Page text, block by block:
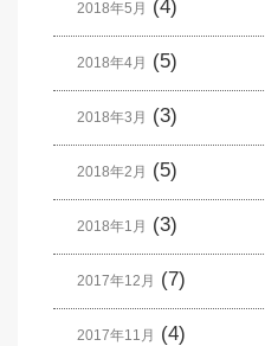
2018年5月 (4)
2018年4月 (5)
2018年3月 (3)
2018年2月 (5)
2018年1月 (3)
2017年12月 (7)
2017年11月 (4)